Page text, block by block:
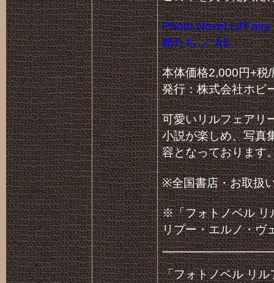
Photo Novel Lil'Fairy
精たち ／ A5
本体価格2,000円+税
発行：株式会社ホビ
可愛いリルフェアリ
小説が楽しめ、写真
容となっております
※全国書店・お取扱
※「フォトノベル リ
リプー・エルノ・ヴ
「フォトノベル リ